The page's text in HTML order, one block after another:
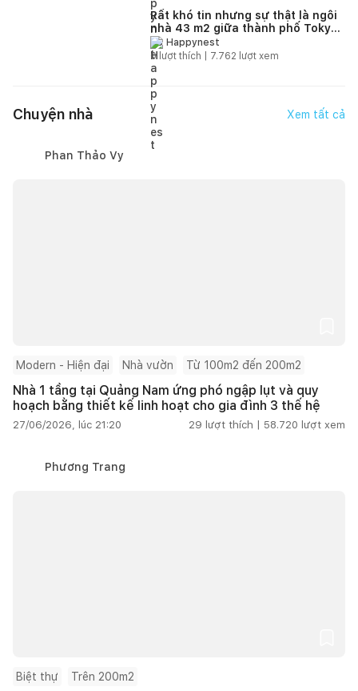
Rất khó tin nhưng sự thật là ngôi
nhà 43 m2 giữa thành phố Tokyo
có cả "sân vườn trong nhà"
Happynest
0 lượt thích | 7.762 lượt xem
Chuyện nhà Xem tất cả
Phan Thảo Vy
Modern - Hiện đại Nhà vườn Từ 100m2 đến 200m2
Nhà 1 tầng tại Quảng Nam ứng phó ngập lụt và quy
hoạch bằng thiết kế linh hoạt cho gia đình 3 thế hệ
27/06/2026, lúc 21:20 29 lượt thích | 58.720 lượt xem
Phương Trang
Biệt thự Trên 200m2